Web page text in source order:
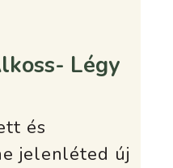
Légy
és
jelenléted új